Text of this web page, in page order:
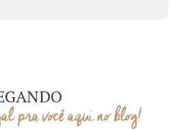
pra você aqui no blog!